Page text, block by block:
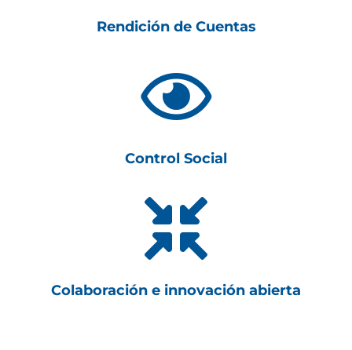
Rendición de Cuentas

Control Social

Colaboración e innovación abierta